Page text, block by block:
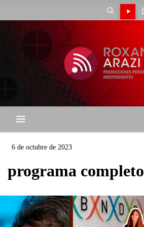
6 de octubre de 2023
programa completo